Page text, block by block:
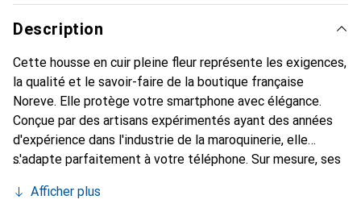
Description
Cette housse en cuir pleine fleur représente les exigences,
la qualité et le savoir-faire de la boutique française
Noreve. Elle protège votre smartphone avec élégance.
Conçue par des artisans expérimentés ayant des années
d'expérience dans l'industrie de la maroquinerie, elle
s'adapte parfaitement à votre téléphone. Sur mesure, ses
peau. Elle devient un accessoire chic et indispensable pour
Afficher plus